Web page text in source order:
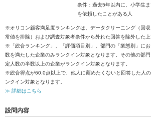
条件：過去5年以内に、小学生
を依頼したことがある人
※オリコン顧客満足度ランキングは、データクリーニング（回
常値を排除）および調査対象者条件から外れた回答を除外した上
※「総合ランキング」、「評価項目別」、部門の「業態別」に
数を満たした企業のみランクイン対象となります。その他の部
定人数の半数以上の企業がランクイン対象となります。
※総合得点が60.0点以上で、他人に薦めたくないと回答した人
ンクイン対象となります。
≫ 詳細はこちら
設問内容